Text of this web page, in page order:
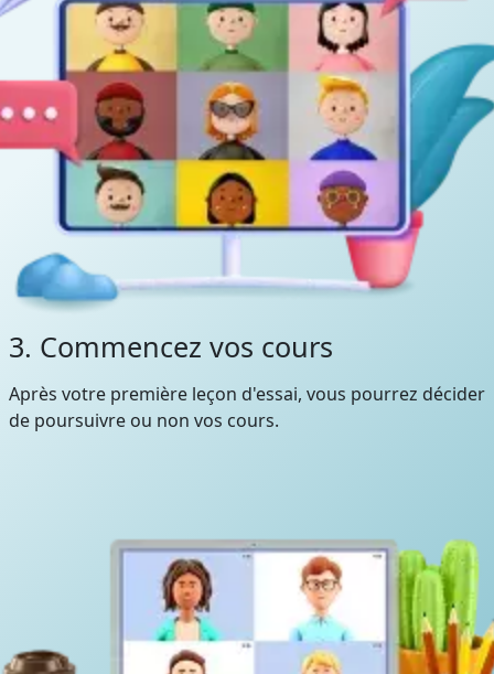
3. Commencez vos cours
Après votre première leçon d'essai, vous pourrez décider
de poursuivre ou non vos cours.